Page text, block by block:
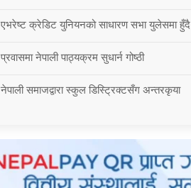
एभरेष्ट क्रेडिट युनियनको साधारण सभा युलेसमा हुँदै
प्रवासमा नेपाली पाठ्यक्रम सुधार्न गोष्ठी
नेपाली समाजद्वारा स्कुल डिस्ट्रिक्टसँग अन्तरकृया